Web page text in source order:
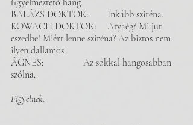
figyelmeztető hang.
BALÁZS DOKTOR:	Inkább sziréna.
KOWACH DOKTOR: 	Atyaég? Mi jut
eszedbe! Miért lenne sziréna? Az biztos nem
ilyen dallamos.
ÁGNES: 		Az sokkal hangosabban
szólna.
Figyelnek.